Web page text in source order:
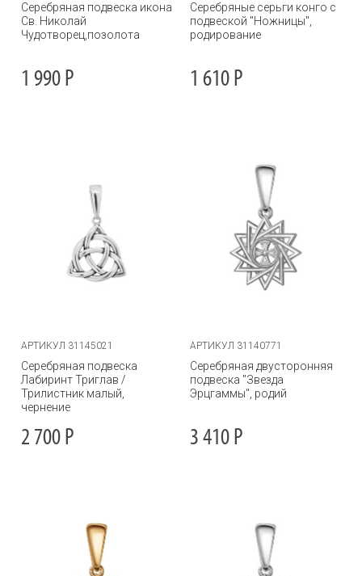
Серебряная подвеска икона
Св. Николай
Чудотворец,позолота
1 990 Р
Серебряные серьги конго с
подвеской "Ножницы",
родирование
1 610 Р
АРТИКУЛ 31145021
Серебряная подвеска
Лабиринт Триглав /
Трилистник малый,
чернение
2 700 Р
АРТИКУЛ 31140771
Серебряная двусторонняя
подвеска "Звезда
Эрцгаммы", родий
3 410 Р